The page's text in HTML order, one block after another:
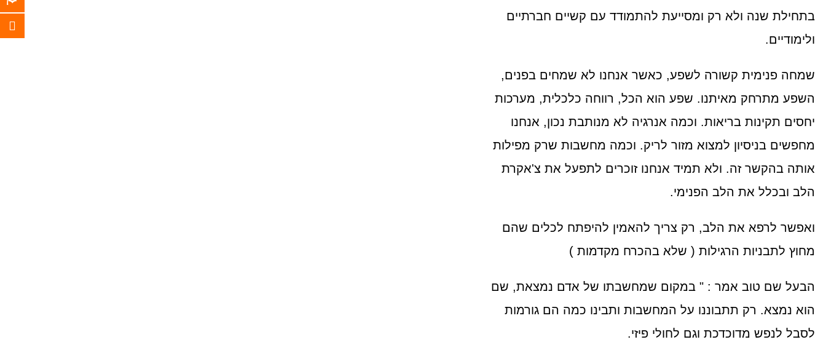
בתחילת שנה ולא רק ומסייעת להתמודד עם קשיים חברתיים
ולימודיים.
שמחה פנימית קשורה לשפע, כאשר אנחנו לא שמחים בפנים,
השפע מתרחק מאיתנו. שפע הוא הכל, רווחה כלכלית, מערכות
יחסים תקינות בריאות. וכמה אנרגיה לא מנותבת נכון, אנחנו
מחפשים בניסיון למצוא מזור לריק. וכמה מחשבות שרק מפילות
אותה בהקשר זה. ולא תמיד אנחנו זוכרים לתפעל את צ'אקרת
הלב ובכלל את הלב הפנימי.
ואפשר לרפא את הלב, רק צריך להאמין להיפתח לכלים שהם
מחוץ לתבניות הרגילות ( שלא בהכרח מקדמות )
הבעל שם טוב אמר : " במקום שמחשבתו של אדם נמצאת, שם
הוא נמצא. רק תתבוננו על המחשבות ותבינו כמה הם גורמות
לסבל לנפש מדוכדכת וגם לחולי פיזי.